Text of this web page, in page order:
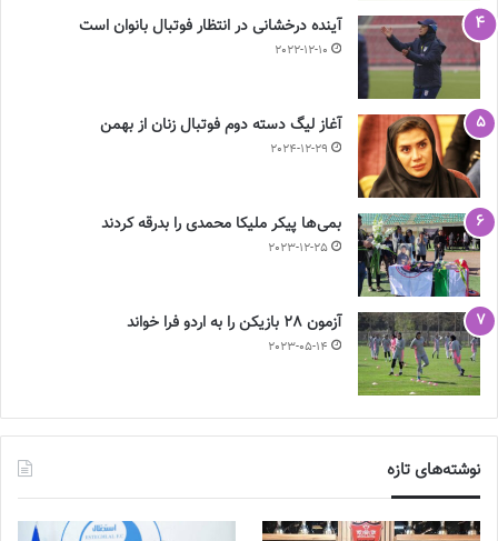
آینده درخشانی در انتظار فوتبال بانوان است
2022-12-10
آغاز لیگ دسته دوم فوتبال زنان از بهمن
2024-12-29
بمی‌ها پیکر ملیکا محمدی را بدرقه کردند
2023-12-25
آزمون 28 بازیکن را به اردو فرا خواند
2023-05-14
نوشته‌های تازه